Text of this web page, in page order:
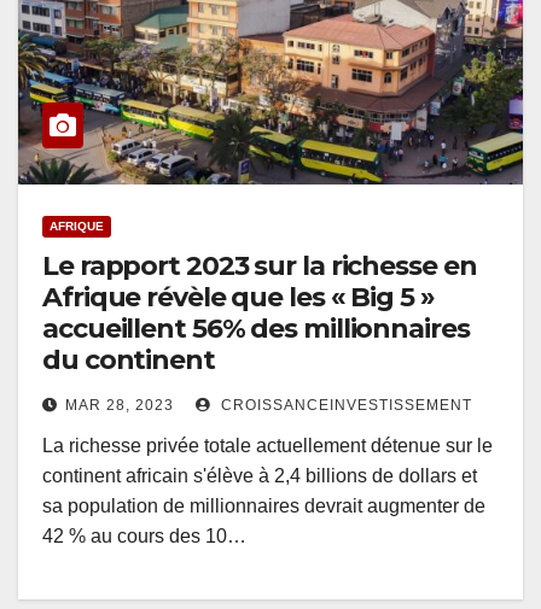
AFRIQUE
Le rapport 2023 sur la richesse en
Afrique révèle que les « Big 5 »
accueillent 56% des millionnaires
du continent
MAR 28, 2023 CROISSANCEINVESTISSEMENT
La richesse privée totale actuellement détenue sur le
continent africain s'élève à 2,4 billions de dollars et
sa population de millionnaires devrait augmenter de
42 % au cours des 10…